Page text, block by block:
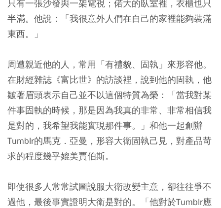
只有一張沙發與一架電視；偌大的臥室裡，衣櫃也只
半滿。他說：「我很意外人們在自己的家裡能夠裝滿
東西。」
周遭親近他的人，常用「有禮貌、固執」來形容他。
在財經雜誌《富比世》的訪談裡，說到他的固執，他
皺著眉頭表示自己並不以這個特質為榮：「當我對某
件事固執的時候，那是因為我真的非常、非常相信我
是對的，我希望我能實現那件事。」和他一起創辦
Tumblr的馬克．亞曼，形容大衛固執己見，對產品苛
求的程度幾乎媲美賈伯斯。
即使很多人常常試圖說服大衛改變主意，卻往往爭不
過他，最後事實證明大衛是對的。「他對於Tumblr應